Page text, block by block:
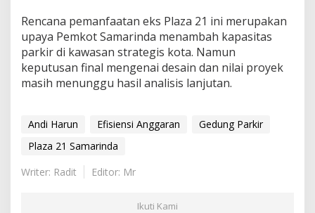
Rencana pemanfaatan eks Plaza 21 ini merupakan
upaya Pemkot Samarinda menambah kapasitas
parkir di kawasan strategis kota. Namun
keputusan final mengenai desain dan nilai proyek
masih menunggu hasil analisis lanjutan.
Andi Harun Efisiensi Anggaran
Gedung Parkir
Plaza 21 Samarinda
Writer: Radit
Editor: Mr
Ikuti Kami